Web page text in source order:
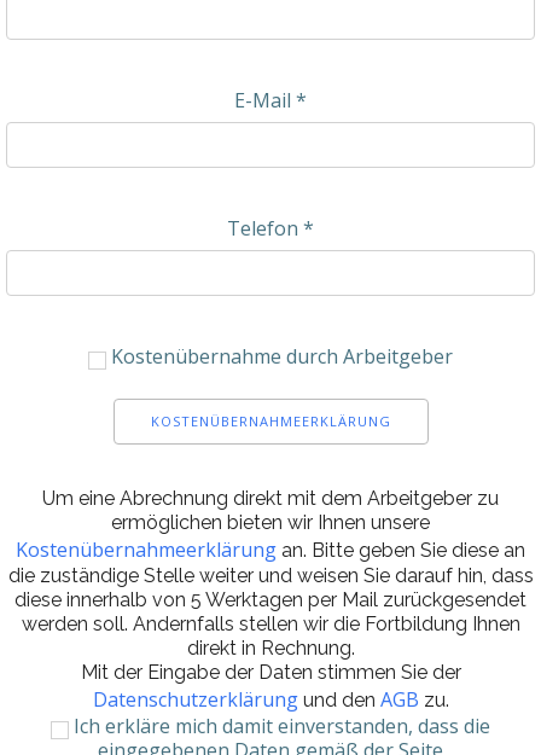
E-Mail *
Telefon *
Kostenübernahme durch Arbeitgeber
KOSTENÜBERNAHMEERKLÄRUNG
Um eine Abrechnung direkt mit dem Arbeitgeber zu
ermöglichen bieten wir Ihnen unsere
Kostenübernahmeerklärung an. Bitte geben Sie diese an
die zuständige Stelle weiter und weisen Sie darauf hin, dass
diese innerhalb von 5 Werktagen per Mail zurückgesendet
werden soll. Andernfalls stellen wir die Fortbildung Ihnen
direkt in Rechnung.
Mit der Eingabe der Daten stimmen Sie der
Datenschutzerklärungund den AGB zu.
Ich erkläre mich damit einverstanden, dass die